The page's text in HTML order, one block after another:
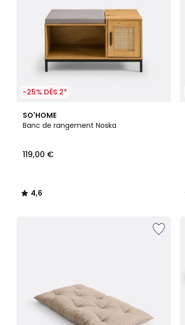
-25% DÈS 2*
SO'HOME
Banc de rangement Noska
119,00 €
4,6
/ 5
4,6
/